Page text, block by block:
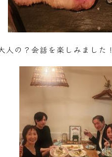
人の？会話を楽しみました！